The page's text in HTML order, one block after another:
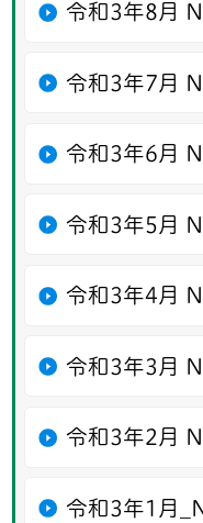
令和3年8月
令和3年7月
令和3年6月
令和3年5月
令和3年4月
令和3年3月
令和3年2月
令和3年1月